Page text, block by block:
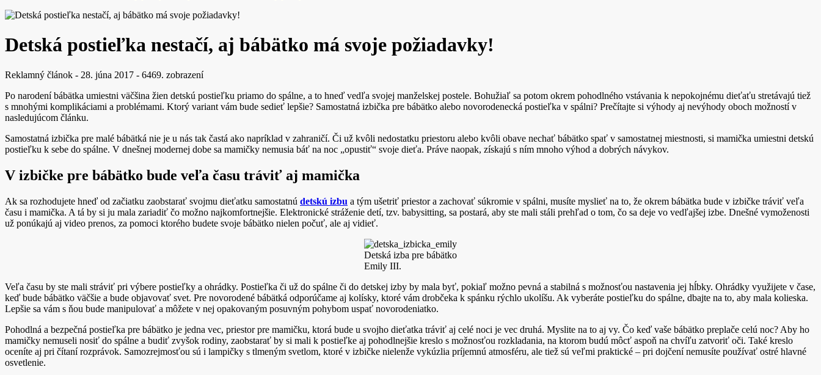
Detská postieľka nestačí, aj bábätko má svoje požiadavky!
Reklamný článok - 28. júna 2017 - 6469. zobrazení
Po narodení bábätka umiestni väčšina žien detskú postieľku priamo do spálne, a to hneď vedľa svojej manželskej postele. Bohužiaľ sa potom okrem pohodlného vstávania k nepokojnému dieťaťu stretávajú tiež
s mnohými komplikáciami a problémami. Ktorý variant vám bude sedieť lepšie? Samostatná izbička pre bábätko alebo novorodenecká postieľka v spálni? Prečítajte si výhody aj nevýhody oboch možností v
nasledujúcom článku.
Samostatná izbička pre malé bábätká nie je u nás tak častá ako napríklad v zahraničí. Či už kvôli nedostatku priestoru alebo kvôli obave nechať bábätko spať v samostatnej miestnosti, si mamička umiestni detskú
postieľku k sebe do spálne. V dnešnej modernej dobe sa mamičky nemusia báť na noc „opustiť“ svoje dieťa. Práve naopak, získajú s ním mnoho výhod a dobrých návykov.
V izbičke pre bábätko bude veľa času tráviť aj mamička
Ak sa rozhodujete hneď od začiatku zaobstarať svojmu dieťatku samostatnú detskú izbu a tým ušetriť priestor a zachovať súkromie v spálni, musíte myslieť na to, že okrem bábätka bude v izbičke tráviť veľa
času i mamička. A tá by si ju mala zariadiť čo možno najkomfortnejšie. Elektronické stráženie detí, tzv. babysitting, sa postará, aby ste mali stáli prehľad o tom, čo sa deje vo vedľajšej izbe. Dnešné vymoženosti
už ponúkajú aj video prenos, za pomoci ktorého budete svoje bábätko nielen počuť, ale aj vidieť.
Detská izba pre bábätko
Emily III.
Veľa času by ste mali stráviť pri výbere postieľky a ohrádky. Postieľka či už do spálne či do detskej izby by mala byť, pokiaľ možno pevná a stabilná s možnosťou nastavenia jej hĺbky. Ohrádky využijete v čase,
keď bude bábätko väčšie a bude objavovať svet. Pre novorodené bábätká odporúčame aj kolísky, ktoré vám drobčeka k spánku rýchlo ukolíšu. Ak vyberáte postieľku do spálne, dbajte na to, aby mala kolieska.
Lepšie sa vám s ňou bude manipulovať a môžete v nej opakovaným posuvným pohybom uspať novorodeniatko.
Pohodlná a bezpečná postieľka pre bábätko je jedna vec, priestor pre mamičku, ktorá bude u svojho dieťatka tráviť aj celé noci je vec druhá. Myslite na to aj vy. Čo keď vaše bábätko preplače celú noc? Aby ho
mamičky nemuseli nosiť do spálne a budiť zvyšok rodiny, zaobstarať by si mali k postieľke aj pohodlnejšie kreslo s možnosťou rozkladania, na ktorom budú môcť aspoň na chvíľu zatvoriť oči. Také kreslo
oceníte aj pri čítaní rozprávok. Samozrejmosťou sú i lampičky s tlmeným svetlom, ktoré v izbičke nielenže vykúzlia príjemnú atmosféru, ale tiež sú veľmi praktické – pri dojčení nemusíte používať ostré hlavné
osvetlenie.